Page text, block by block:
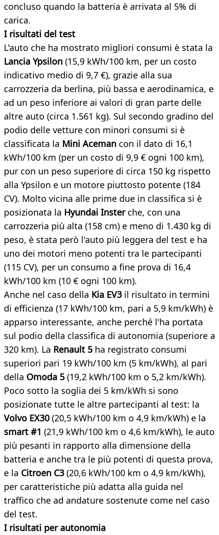
concluso quando la batteria è arrivata al 5% di
carica.
I risultati del test
L'auto che ha mostrato migliori consumi è stata la
Lancia Ypsilon (15,9 kWh/100 km, per un costo
indicativo medio di 9,7 €), grazie alla sua
carrozzeria da berlina, più bassa e aerodinamica, e
ad un peso inferiore ai valori di gran parte delle
altre auto (circa 1.561 kg). Sul secondo gradino del
podio delle vetture con minori consumi si è
classificata la Mini Aceman con il dato di 16,1
kWh/100 km (per un costo di 9,9 € ogni 100 km),
pur con un peso superiore di circa 150 kg rispetto
alla Ypsilon e un motore piuttosto potente (184
CV). Molto vicina alle prime due in classifica si è
posizionata la Hyundai Insterche, con una
carrozzeria più alta (158 cm) e meno di 1.430 kg di
peso, è stata però l'auto più leggera del test e ha
uno dei motori meno potenti tra le partecipanti
(115 CV), per un consumo a fine prova di 16,4
kWh/100 km (10 € ogni 100 km).
Anche nel caso della Kia EV3 il risultato in termini
di efficienza (17 kWh/100 km, pari a 5,9 km/kWh) è
apparso interessante, anche perché l'ha portata
sul podio della classifica di autonomia (superiore a
320 km). La Renault 5 ha registrato consumi
superiori pari 19 kWh/100 km (5 km/kWh), al pari
della Omoda 5 (19,2 kWh/100 km o 5,2 km/kWh).
Poco sotto la soglia dei 5 km/kWh si sono
posizionate tutte le altre partecipanti al test: la
Volvo EX30(20,5 kWh/100 km o 4,9 km/kWh) e la
smart #1 (21,9 kWh/100 km o 4,6 km/kWh), le auto
più pesanti in rapporto alla dimensione della
batteria e anche tra le più potenti di questa prova,
e la Citroen C3 (20,6 kWh/100 km o 4,9 km/kWh),
per caratteristiche più adatta alla guida nel
traffico che ad andature sostenute come nel caso
del test.
I risultati per autonomia